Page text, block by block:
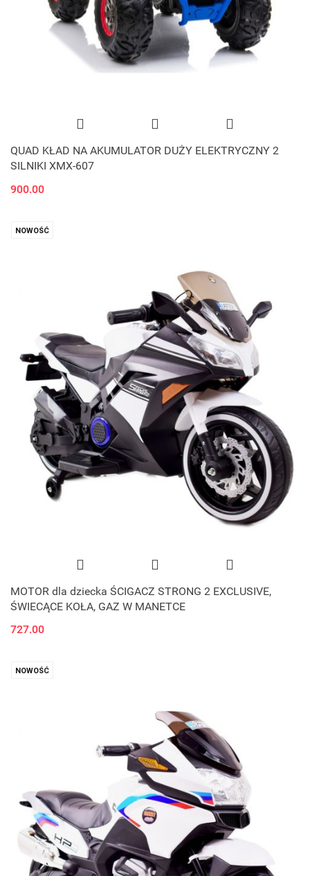
QUAD KŁAD NA AKUMULATOR DUŻY ELEKTRYCZNY 2
SILNIKI XMX-607
900.00
NOWOŚĆ
MOTOR dla dziecka ŚCIGACZ STRONG 2 EXCLUSIVE,
ŚWIECĄCE KOŁA, GAZ W MANETCE
727.00
NOWOŚĆ